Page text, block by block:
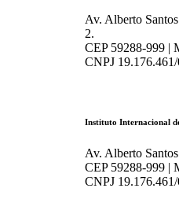
Av. Alberto
2.
CEP 59288-999 |
CNPJ
Instituto Internacional
Av. Alberto
CEP 59288-999 |
CNPJ